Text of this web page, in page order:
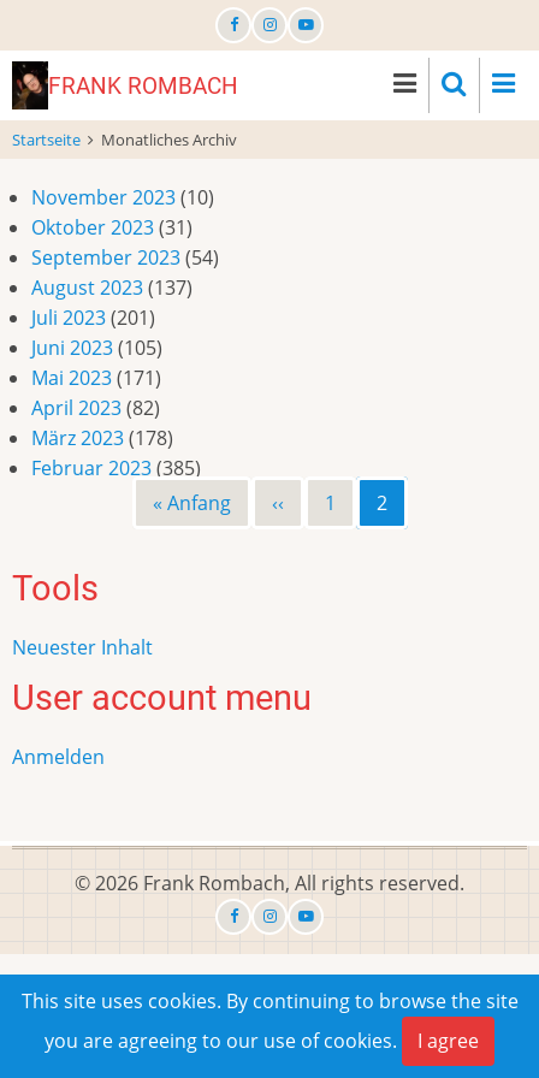
zum
InhaltFRANK ROMBACH
Startseite Monatliches Archiv
November 2023(10)
Oktober 2023(31)
September 2023(54)
August 2023(137)
Juli 2023(201)
Juni 2023(105)
Mai 2023(171)
April 2023(82)
März 2023(178)
Februar 2023(385)
Seitennummerierung
Erste
Seite
« Anfang
Vorherige
Seite
‹‹ Page
1 Page
2
Tools
Neuester Inhalt
User account menu
Anmelden
© 2026 Frank Rombach, All rights reserved.
This site uses cookies. By continuing to browse the site
you are agreeing to our use of cookies.
I agree